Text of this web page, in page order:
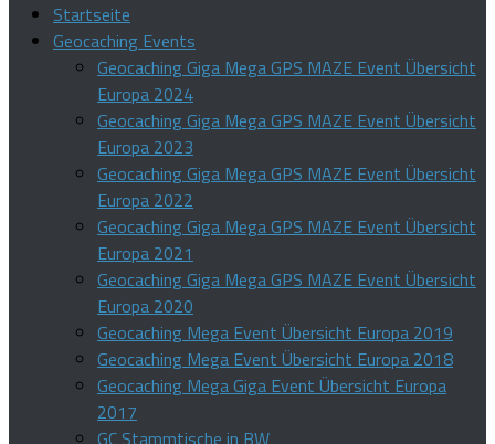
Startseite
Geocaching Events
Geocaching Giga Mega GPS MAZE Event Übersicht
Europa 2024
Geocaching Giga Mega GPS MAZE Event Übersicht
Europa 2023
Geocaching Giga Mega GPS MAZE Event Übersicht
Europa 2022
Geocaching Giga Mega GPS MAZE Event Übersicht
Europa 2021
Geocaching Giga Mega GPS MAZE Event Übersicht
Europa 2020
Geocaching Mega Event Übersicht Europa 2019
Geocaching Mega Event Übersicht Europa 2018
Geocaching Mega Giga Event Übersicht Europa
2017